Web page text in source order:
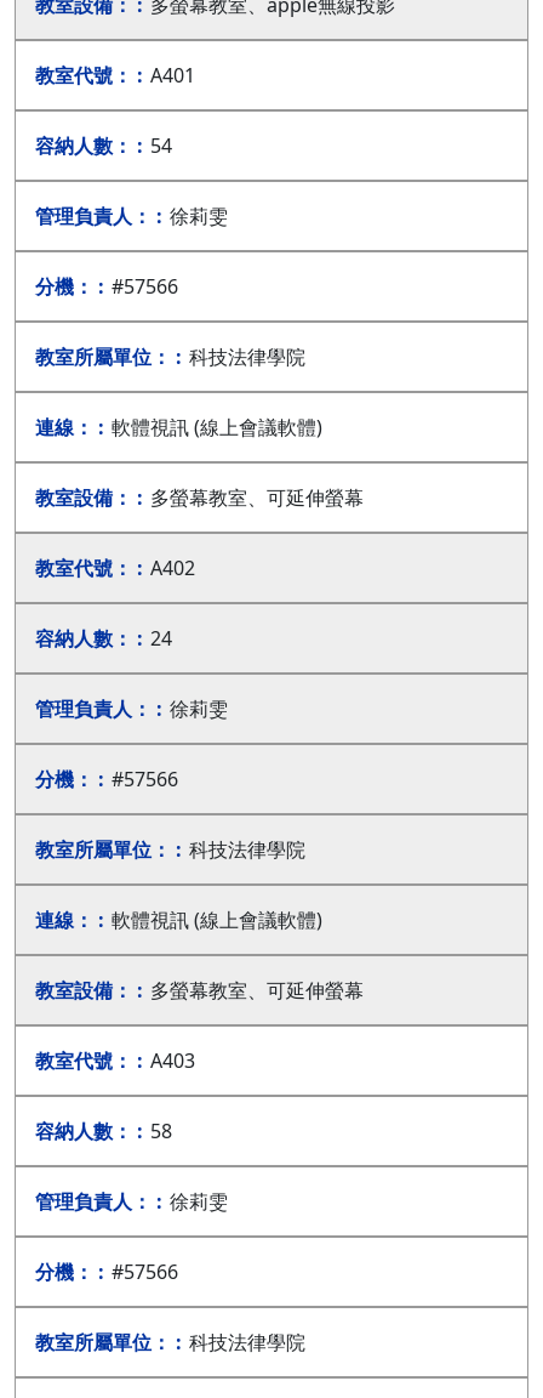
A401
54
徐莉雯
#57566
科技法律學院
軟體視訊 (線上會議軟體)
多螢幕教室、可延伸螢幕
A402
24
徐莉雯
#57566
科技法律學院
軟體視訊 (線上會議軟體)
多螢幕教室、可延伸螢幕
A403
58
徐莉雯
#57566
科技法律學院